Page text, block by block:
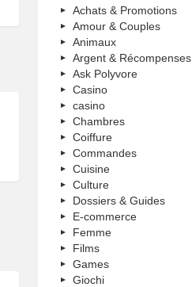
Achats & Promotions
Amour & Couples
Animaux
Argent & Récompenses
Ask Polyvore
Casino
casino
Chambres
Coiffure
Commandes
Cuisine
Culture
Dossiers & Guides
E-commerce
Femme
Films
Games
Giochi